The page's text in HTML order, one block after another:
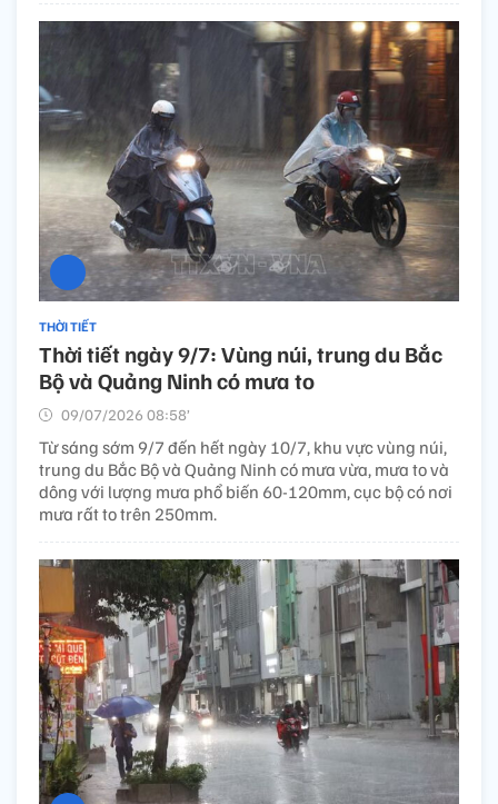
THỜI TIẾT
Thời tiết ngày 9/7: Vùng núi, trung du Bắc
Bộ và Quảng Ninh có mưa to
09/07/2026 08:58’
Từ sáng sớm 9/7 đến hết ngày 10/7, khu vực vùng núi,
trung du Bắc Bộ và Quảng Ninh có mưa vừa, mưa to và
dông với lượng mưa phổ biến 60-120mm, cục bộ có nơi
mưa rất to trên 250mm.